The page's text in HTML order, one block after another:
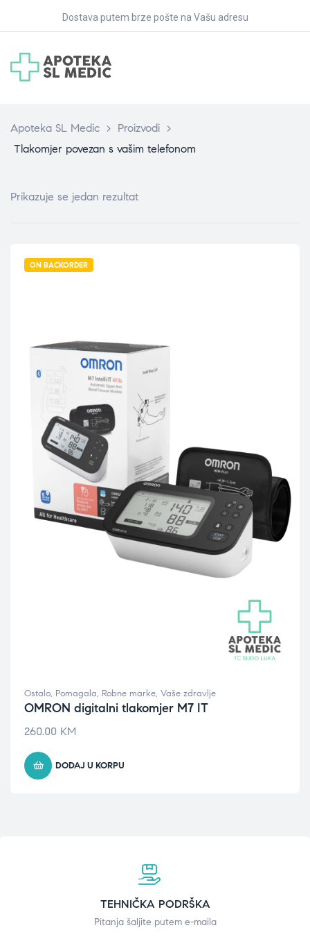
Dostava putem brze pošte na Vašu adresu
Apoteka SL Medic > Proizvodi >
Tlakomjer povezan s vašim telefonom
Prikazuje se jedan rezultat
ON BACKORDER
Ostalo, Pomagala, Robne marke, Vaše zdravlje
OMRON digitalni tlakomjer M7 IT
260.00 KM
DODAJ U KORPU
TEHNIČKA PODRŠKA
Pitanja šaljite putem e-maila